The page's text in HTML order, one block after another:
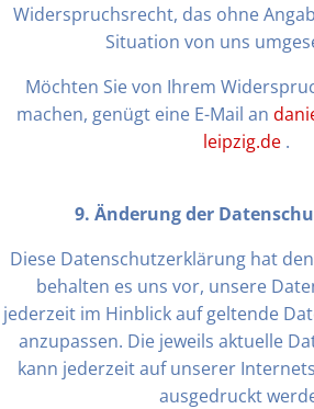
Widerspruchsrecht, das ohne
Situation von uns
Möchten Sie von Ihrem
machen, genügt eine E-Mail an
leipzig.de.
9. Änderung der
Diese Datenschutzerklärung hat
behalten es uns vor, unsere
jederzeit im Hinblick auf geltende
anzupassen. Die jeweils aktuelle
kann jederzeit auf unserer
ausgedruckt